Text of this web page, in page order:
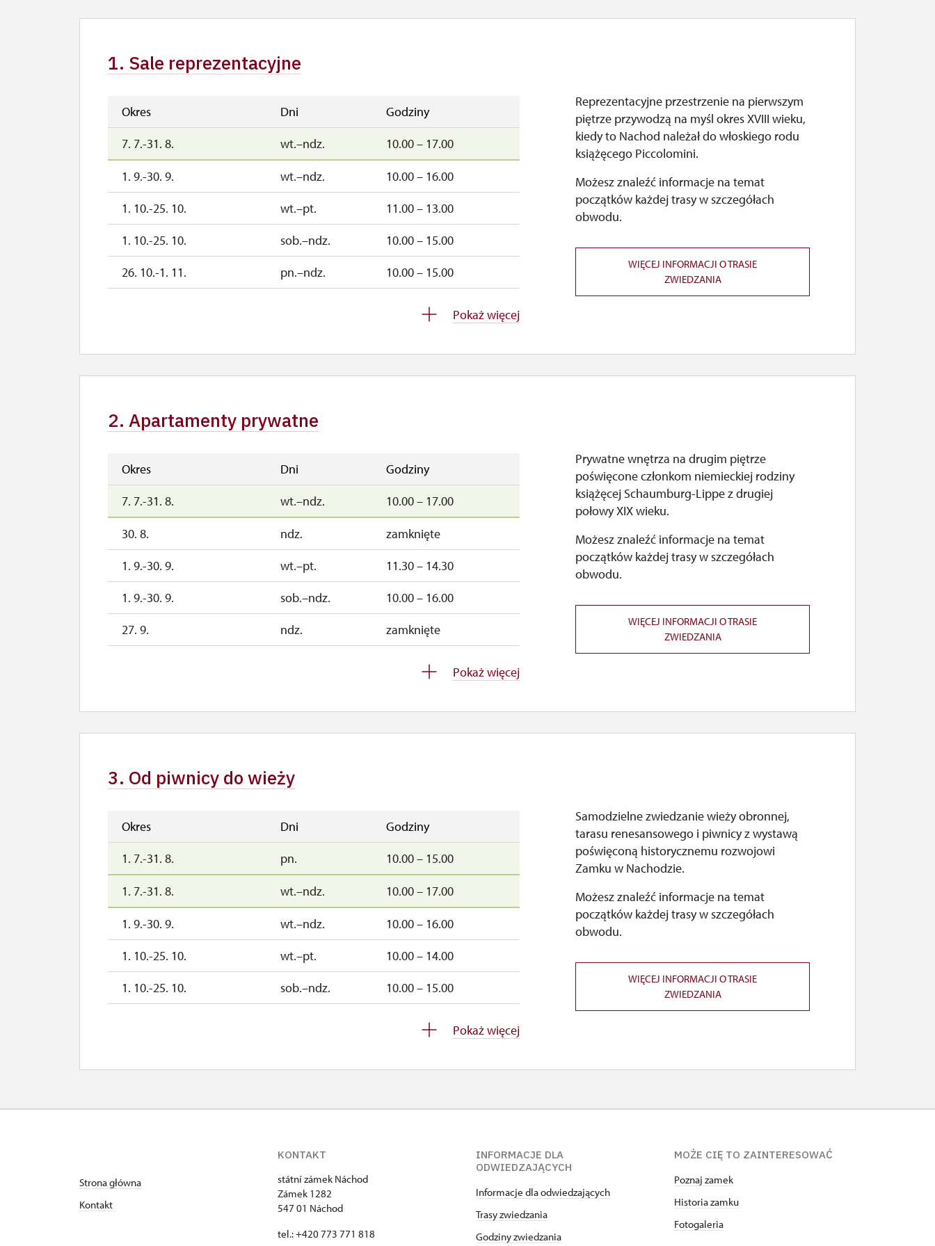
1. Sale reprezentacyjne
Okres Dni
Godziny
7. 7.-31. 8.
wt.–ndz. 10.00 – 17.00
1. 9.-30. 9. wt.–ndz.
10.00 – 16.00
1. 10.-25. 10.
wt.–pt.
11.00 – 13.00
1. 10.-25. 10.
sob.–ndz.
10.00 – 15.00
26. 10.-1. 11.
pn.–ndz.
10.00 – 15.00
zamknięte
Pokaż więcej
Reprezentacyjne przestrzenie na pierwszym
piętrze przywodzą na myśl okres XVIII wieku,
kiedy to Nachod należał do włoskiego rodu
książęcego Piccolomini.
Możesz znaleźć informacje na temat
początków każdej trasy w szczegółach
obwodu.
WIĘCEJ INFORMACJI O TRASIE
ZWIEDZANIA
2. Apartamenty prywatne
Okres Dni
Godziny
7. 7.-31. 8.
wt.–ndz. 10.00 – 17.00
30. 8. ndz.
zamknięte
1. 9.-30. 9.
wt.–pt.
11.30 – 14.30
1. 9.-30. 9.
sob.–ndz.
10.00 – 16.00
27. 9.
ndz.
zamknięte
10.00 – 15.00
Pokaż więcej
Prywatne wnętrza na drugim piętrze
poświęcone członkom niemieckiej rodziny
książęcej Schaumburg-Lippe z drugiej
połowy XIX wieku.
Możesz znaleźć informacje na temat
początków każdej trasy w szczegółach
obwodu.
WIĘCEJ INFORMACJI O TRASIE
ZWIEDZANIA
3. Od piwnicy do wieży
Okres Dni
Godziny
1. 7.-31. 8.
pn. 10.00 – 15.00
1. 7.-31. 8. wt.–ndz. 10.00 – 17.00
1. 9.-30. 9. wt.–ndz.
10.00 – 16.00
1. 10.-25. 10.
wt.–pt.
10.00 – 14.00
1. 10.-25. 10.
sob.–ndz.
10.00 – 15.00
10.00 – 15.00
Pokaż więcej
Samodzielne zwiedzanie wieży obronnej,
tarasu renesansowego i piwnicy z wystawą
poświęconą historycznemu rozwojowi
Zamku w Nachodzie.
Możesz znaleźć informacje na temat
początków każdej trasy w szczegółach
obwodu.
WIĘCEJ INFORMACJI O TRASIE
ZWIEDZANIA
Strona główna
Kontakt
KONTAKT
státní zámek Náchod
Zámek 1282
547 01 Náchod
tel.: +420 773 771 818
INFORMACJE DLA
ODWIEDZAJĄCYCH
Informacje dla odwiedzających
Trasy zwiedzania
Godziny zwiedzania
MOŻE CIĘ TO ZAINTERESOWAĆ
Poznaj zamek
Historia zamku
Fotogaleria